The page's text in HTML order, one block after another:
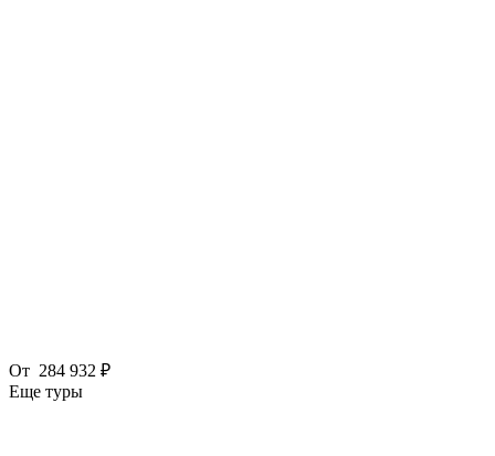
От 284 932 ₽
Еще туры